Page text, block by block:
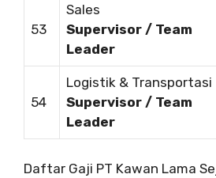
53
Sales
Supervisor / Team
Leader
54
Logistik & Transportasi
Supervisor / Team
Leader
Daftar Gaji PT Kawan Lama